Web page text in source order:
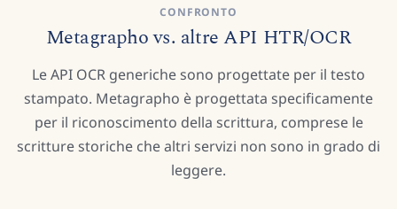
CONFRONTO
Metagrapho vs. altre API HTR/OCR
Le API OCR generiche sono progettate per il testo
stampato. Metagrapho è progettata specificamente
per il riconoscimento della scrittura, comprese le
scritture storiche che altri servizi non sono in grado di
leggere.